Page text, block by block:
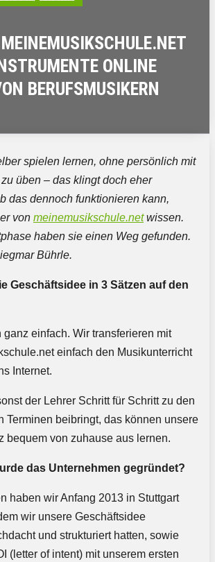
ONLINE
BERUFSMUSIKERN
spielen lernen, ohne persönlich mit
üben – das klingt doch eher
das dennoch funktionieren kann,
von meinemusikschule.netwissen.
haben sie einen Weg gefunden.
Bührle.
Geschäftsidee in 3 Sätzen auf den
ganz einfach. Wir transferieren mit
einfach den Musikunterricht
Internet.
der Lehrer Schritt für Schritt zu den
Terminen beibringt, das können unsere
bequem von zuhause aus lernen.
das Unternehmen gegründet?
haben wir Anfang 2013 in Stuttgart
wir unsere Geschäftsidee
und strukturiert hatten, sowie
(letter of intent) mit unserem ersten